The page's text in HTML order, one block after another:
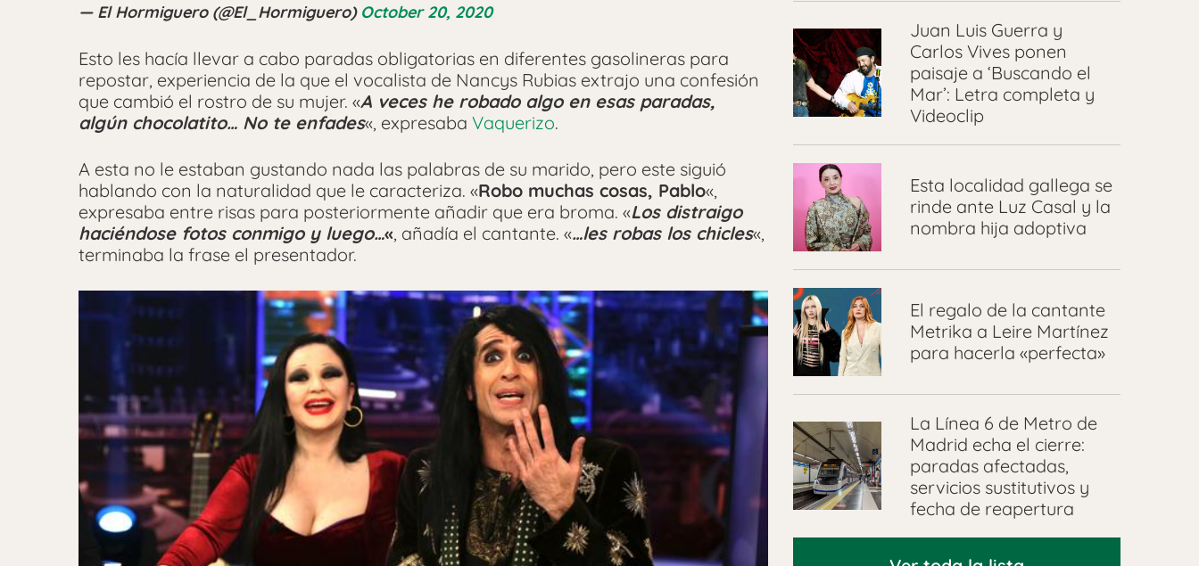
— El Hormiguero (@El_Hormiguero) October 20, 2020
Esto les hacía llevar a cabo paradas obligatorias en diferentes gasolineras para
repostar, experiencia de la que el vocalista de Nancys Rubias extrajo una confesión
que cambió el rostro de su mujer. «A veces he robado algo en esas paradas,
algún chocolatito… No te enfades«, expresaba Vaquerizo.
A esta no le estaban gustando nada las palabras de su marido, pero este siguió
hablando con la naturalidad que le caracteriza. «Robo muchas cosas, Pablo«,
expresaba entre risas para posteriormente añadir que era broma. «Los distraigo
haciéndose fotos conmigo y luego…«, añadía el cantante. «…les robas los chicles«,
terminaba la frase el presentador.
Juan Luis Guerra y
Carlos Vives ponen
paisaje a ‘Buscando el
Mar’: Letra completa y
Videoclip
Esta localidad gallega se
rinde ante Luz Casal y la
nombra hija adoptiva
El regalo de la cantante
Metrika a Leire Martínez
para hacerla «perfecta»
La Línea 6 de Metro de
Madrid echa el cierre:
paradas afectadas,
servicios sustitutivos y
fecha de reapertura